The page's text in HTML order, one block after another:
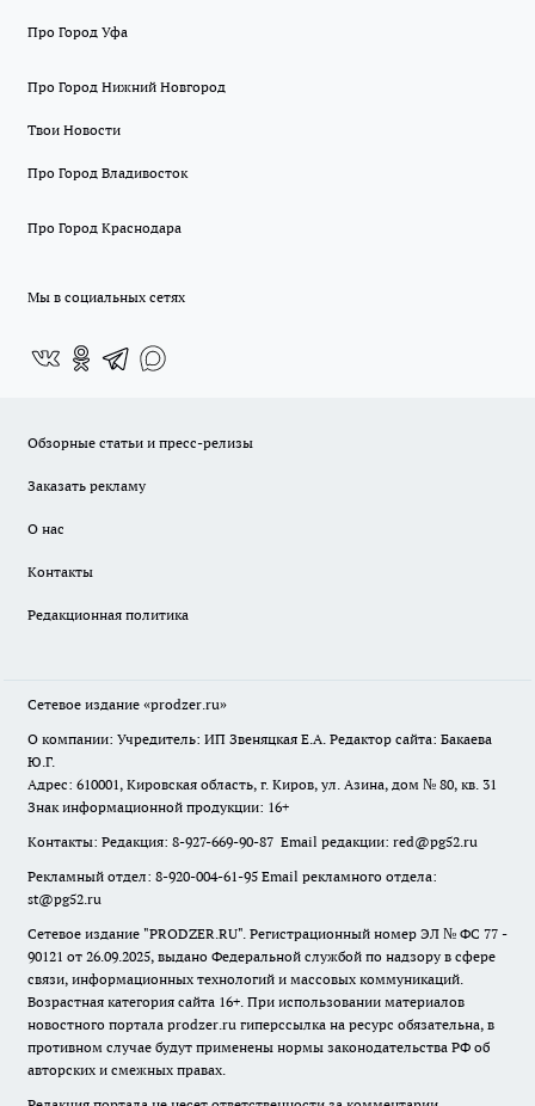
Про Город Уфа
Про Город Нижний Новгород
Твои Новости
Про Город Владивосток
Про Город Краснодара
Мы в социальных сетях
Обзорные статьи и пресс-релизы
Заказать рекламу
О нас
Контакты
Редакционная политика
Сетевое издание «prodzer.ru»
О компании: Учредитель: ИП Звеняцкая Е.А. Редактор сайта: Бакаева
Ю.Г.
Адрес: 610001, Кировская область, г. Киров, ул. Азина, дом № 80, кв. 31
Знак информационной продукции: 16+
Контакты: Редакция: 8-927-669-90-87 Email редакции: red@pg52.ru
Рекламный отдел: 8-920-004-61-95 Email рекламного отдела:
st@pg52.ru
Сетевое издание "PRODZER.RU". Регистрационный номер ЭЛ № ФС 77 -
90121 от 26.09.2025, выдано Федеральной службой по надзору в сфере
связи, информационных технологий и массовых коммуникаций.
Возрастная категория сайта 16+. При использовании материалов
новостного портала prodzer.ru гиперссылка на ресурс обязательна, в
противном случае будут применены нормы законодательства РФ об
авторских и смежных правах.